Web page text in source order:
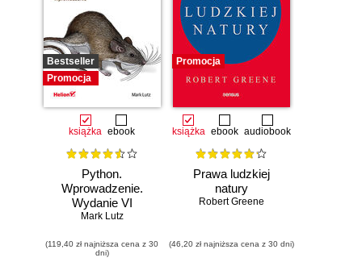
Bestseller
Promocja
książka ebook
Python.
Wprowadzenie.
Wydanie VI
Mark Lutz
(119,40 zł najniższa cena z 30
dni)
Promocja
książka ebook audiobook
Prawa ludzkiej
natury
Robert Greene
(46,20 zł najniższa cena z 30 dni)